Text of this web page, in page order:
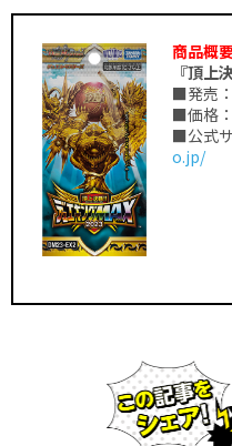
商品概
『頂上
■発売
■価格：
■公式
o.jp/